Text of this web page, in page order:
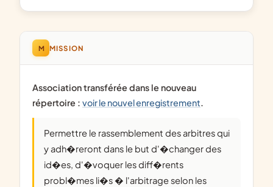
M MISSION
Association transférée dans le nouveau
répertoire : voir le nouvel enregistrement.
permettre le rassemblement des arbitres qui
y adh�reront dans le but d'�changer des
id�es, d'�voquer les diff�rents
probl�mes li�s � l'arbitrage selon les